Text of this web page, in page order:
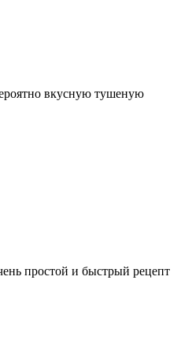
вкусную тушеную
простой и быстрый рецепт